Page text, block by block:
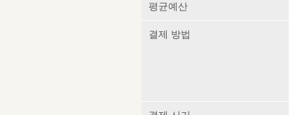
평균예산
결제 방법